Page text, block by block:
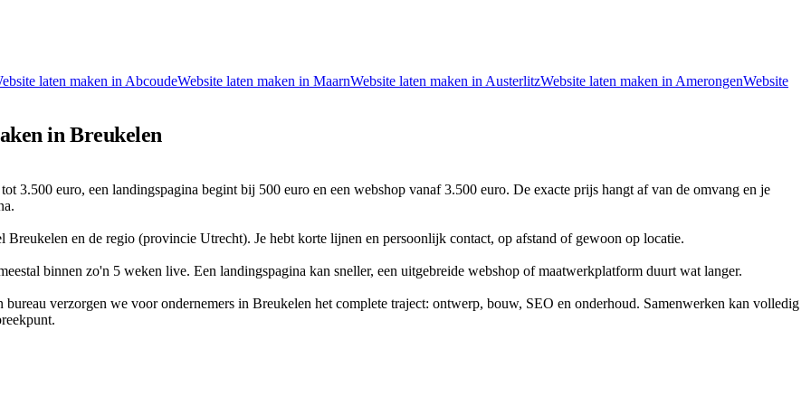
laten maken in AbcoudeWebsite laten maken in MaarnWebsite laten maken in AusterlitzWebsite laten maken in AmerongenWebsite
in Breukelen
3.500 euro, een landingspagina begint bij 500 euro en een webshop vanaf 3.500 euro. De exacte prijs hangt af van de omvang en je
en de regio (provincie Utrecht). Je hebt korte lijnen en persoonlijk contact, op afstand of gewoon op locatie.
binnen zo'n 5 weken live. Een landingspagina kan sneller, een uitgebreide webshop of maatwerkplatform duurt wat langer.
verzorgen we voor ondernemers in Breukelen het complete traject: ontwerp, bouw, SEO en onderhoud. Samenwerken kan volledig